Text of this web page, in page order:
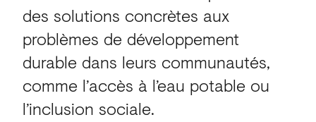
des solutions concrètes aux
problèmes de développement
durable dans leurs communautés,
comme l’accès à l’eau potable ou
l’inclusion sociale.